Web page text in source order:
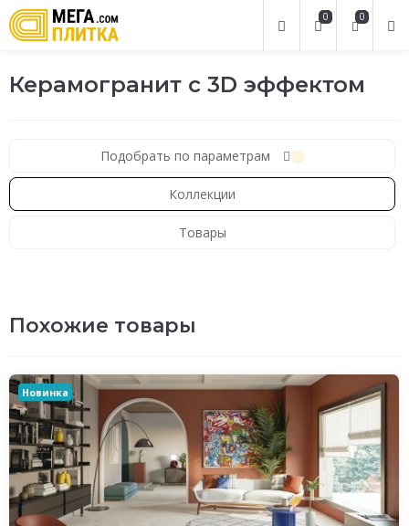
0
0
Керамогранит с 3D эффектом
Подобрать по параметрам
Коллекции
Товары
Похожие товары
Новинка